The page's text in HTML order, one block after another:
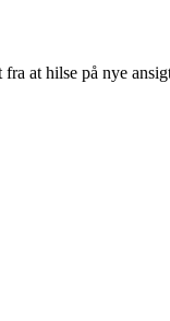
at hilse på nye